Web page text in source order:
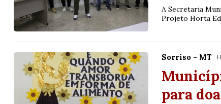
A Secretaria
Projeto Horta
Sorriso - MT
para